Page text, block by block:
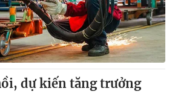
dự kiến tăng trưởng